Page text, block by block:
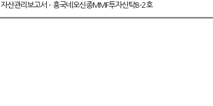
자산관리보고서 - 흥국네오신종MMF투자신탁B-2호